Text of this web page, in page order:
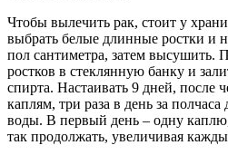
Чтобы вылечить рак, стоит у
выбрать белые длинные ростки и
пол сантиметра, затем высушить.
ростков в стеклянную банку и
спирта. Настаивать 9 дней, после
каплям, три раза в день за
воды. В первый день – одну
так продолжать, увеличивая